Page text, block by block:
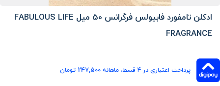
ادکلن تامفورد فابیولس فرگرانس 50 میل FABULOUS LIFE
FRAGRANCE
پرداخت اعتباری در ۴ قسط، ماهانه 247,500 تومان